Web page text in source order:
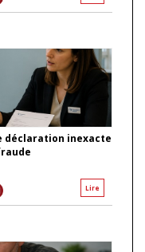
déclaration inexacte
Lire